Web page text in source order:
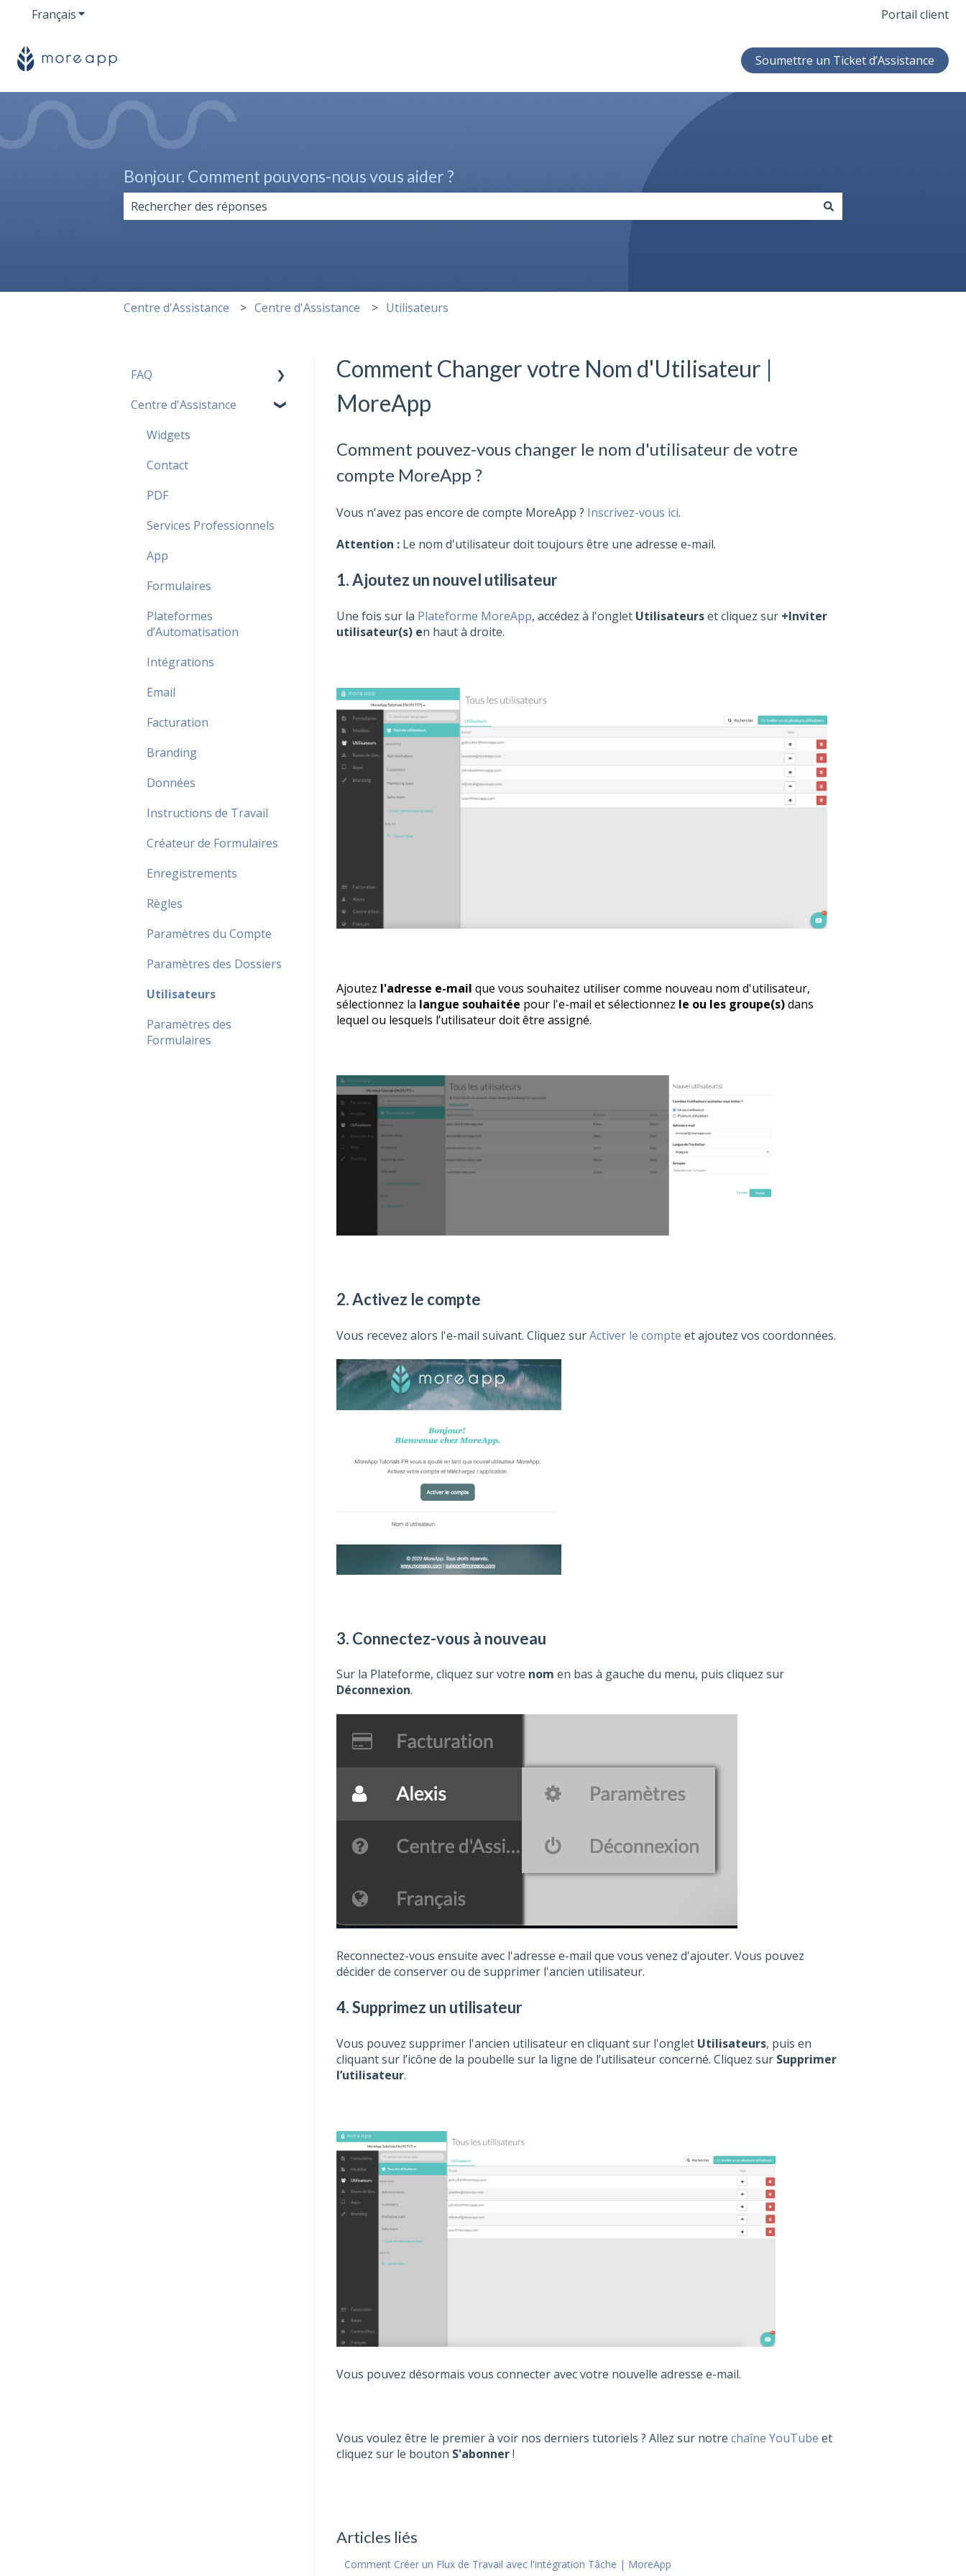
FrançaisAfficher le sous-menu pour les traductions Portail client
Soumettre un Ticket d’Assistance
Bonjour. Comment pouvons-nous vous aider ?
Centre d'Assistance Centre d'Assistance Utilisateurs
Comment Changer votre Nom d'Utilisateur |
MoreApp
Comment pouvez-vous changer le nom d'utilisateur de votre
compte MoreApp ?
Vous n'avez pas encore de compte MoreApp ? Inscrivez-vous ici.
Attention :Le nom d'utilisateur doit toujours être une adresse e-mail.
1. Ajoutez un nouvel utilisateur
Une fois sur la Plateforme MoreApp, accédez à l'onglet Utilisateurset cliquez sur +Inviter
utilisateur(s) en haut à droite.
Ajoutez l'adresse e-mail que vous souhaitez utiliser comme nouveau nom d'utilisateur,
sélectionnez la langue souhaitée pour l'e-mail et sélectionnez le ou les groupe(s)dans
lequel ou lesquels l’utilisateur doit être assigné.
2. Activez le compte
Vous recevez alors l'e-mail suivant. Cliquez surActiver le compte et ajoutez vos coordonnées.
3. Connectez-vous à nouveau
Sur la Plateforme, cliquez sur votre nom en bas à gauche du menu, puis cliquez sur
Déconnexion.
Reconnectez-vous ensuite avec l'adresse e-mail que vous venez d'ajouter. Vous pouvez
décider de conserver ou de supprimer l'ancien utilisateur.
4. Supprimez un utilisateur
Vous pouvez supprimer l'ancien utilisateur en cliquant sur l'onglet Utilisateurs, puis en
cliquant sur l’icône de la poubelle sur la ligne de l’utilisateur concerné. Cliquez sur Supprimer
l’utilisateur.
Vous pouvez désormais vous connecter avec votre nouvelle adresse e-mail.
Vous voulez être le premier à voir nos derniers tutoriels ? Allez sur notre chaîne YouTube et
cliquez sur le bouton S'abonner!
Articles liés
Comment Créer un Flux de Travail avec l'intégration Tâche | MoreApp
FAQ
Tarification FAQ
FAQ Fréquentes
Sécurité FAQ
FAQ Partenaire
Centre d'Assistance
Widgets
Contact
PDF
Services Professionnels
App
Formulaires
Plateformes
d’Automatisation
Intégrations
Email
Facturation
Branding
Données
Instructions de Travail
Créateur de Formulaires
Enregistrements
Règles
Paramètres du Compte
Paramètres des Dossiers
Utilisateurs
Paramètres des
Formulaires